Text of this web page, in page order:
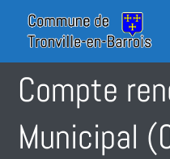
Compte
Municipal